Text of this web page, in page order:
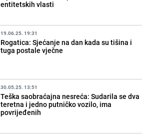
entitetskih vlasti
19.06.25. 19:31
Rogatica: Sjećanje na dan kada su tišina i
tuga postale vječne
30.05.25. 13:51
Teška saobraćajna nesreća: Sudarila se dva
teretna i jedno putničko vozilo, ima
povrijeđenih